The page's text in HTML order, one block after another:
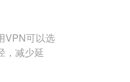
VPN可以选
，减少延